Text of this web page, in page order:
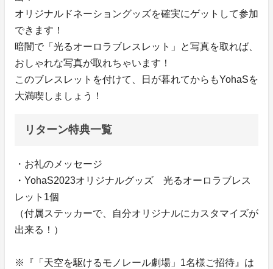
オリジナルドネーショングッズを確実にゲットして参加
できます！
暗闇で「光るオーロラブレスレット」と写真を取れば、
おしゃれな写真が取れちゃいます！
このブレスレットを付けて、日が暮れてからもYohaSを
大満喫しましょう！
リターン特典一覧
・お礼のメッセージ
・YohaS2023オリジナルグッズ 光るオーロラブレス
レット1個
（付属ステッカーで、自分オリジナルにカスタマイズが
出来る！）
※『「天空を駆けるモノレール劇場」1名様ご招待』は